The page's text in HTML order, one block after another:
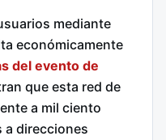
mediante
económicamente
del evento de
que esta red de
a mil ciento
a direcciones